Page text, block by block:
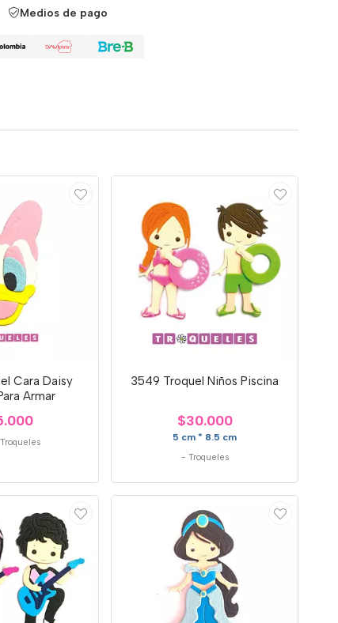
Medios de pago
Cara Daisy
Armar
Troqueles
3549 Troquel Niños Piscina
$30.000
5 cm * 8.5 cm
- Troqueles